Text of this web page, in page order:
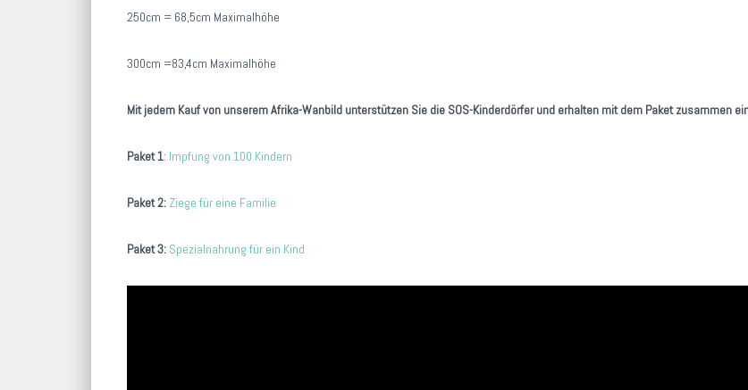
250cm = 68,5cm Maximalhöhe
300cm =83,4cm Maximalhöhe
Mit jedem Kauf von unserem Afrika-Wanbild unterstützen Sie die SOS-Kinderdörfer und erhalten mit dem Paket zusammen
Paket 1: Impfung von 100 Kindern
Paket 2: Ziege für eine Familie
Paket 3: Spezialnahrung für ein Kind